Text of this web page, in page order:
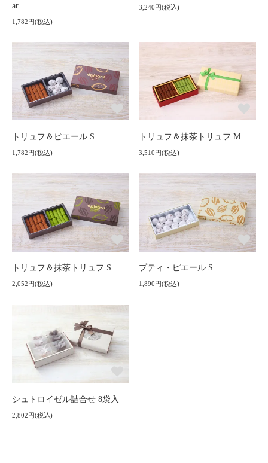
ar
1,782円(税込)
3,240円(税込)
トリュフ＆ピエール S
1,782円(税込)
トリュフ＆抹茶トリュフ M
3,510円(税込)
トリュフ＆抹茶トリュフ S
2,052円(税込)
プティ・ピエール S
1,890円(税込)
シュトロイゼル詰合せ 8袋入
2,802円(税込)